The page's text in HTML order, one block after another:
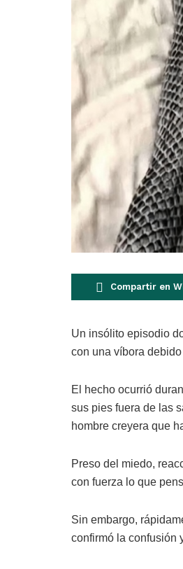
Compartir en
Un insólito episodio
con una víbora
El hecho ocurrió
sus pies fuera de las
hombre creyera que
Preso del miedo,
con fuerza lo que
Sin embargo,
confirmó la confusión